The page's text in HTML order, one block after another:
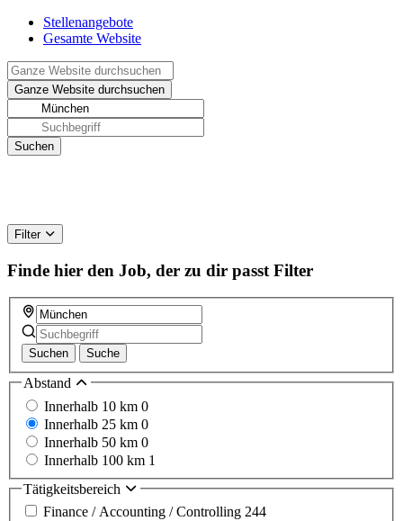
Stellenangebote
Gesamte Website
Filter
Finde hier den Job, der zu dir passt Filter
Suchen Suche
Abstand
Innerhalb 10 km 0
Innerhalb 25 km 0
Innerhalb 50 km 0
Innerhalb 100 km 1
Tätigkeitsbereich
Finance / Accounting / Controlling 244